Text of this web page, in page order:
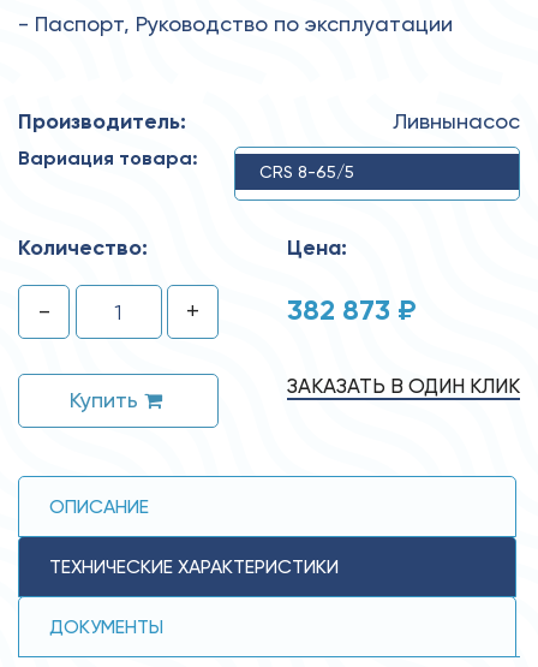
- Паспорт, Руководство по эксплуатации
Производитель: Ливнынасос
Вариация товара:
CRS 8-65/5
Количество:
- +
Купить
Цена:
382 873 ₽
ЗАКАЗАТЬ В ОДИН КЛИК
ОПИСАНИЕ
ТЕХНИЧЕСКИЕ ХАРАКТЕРИСТИКИ
ДОКУМЕНТЫ